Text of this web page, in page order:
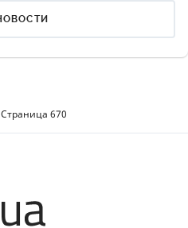
Страница 670